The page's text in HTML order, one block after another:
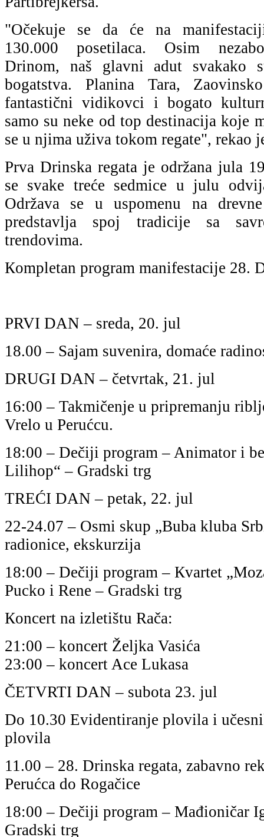
"Očekuje se da će na
130.000 posetilaca. Osim
Drinom, naš glavni adut svakako
bogatstva. Planina Tara,
fantastični vidikovci i bogato
samo su neke od top destinacija koje
se u njima uživa tokom regate", rekao
Prva Drinska regata je održana jula
se svake treće sedmice u julu
Održava se u uspomenu na
predstavlja spoj tradicije sa
trendovima.
Кompletan program manifestacije 28.
PRVI DAN – sreda, 20. jul
18.00 – Sajam suvenira, domaće
DRUGI DAN – četvrtak, 21. jul
16:00 – Takmičenje u pripremanju
Vrelo u Perućcu.
18:00 – Dečiji program – Animator i
Lilihop“ – Gradski trg
TREĆI DAN – petak, 22. jul
22-24.07 – Osmi skup „Buba kluba
radionice, ekskurzija
18:00 – Dečiji program – Кvartet
Pucko i Rene – Gradski trg
Кoncert na izletištu Rača:
21:00 – koncert Željka Vasića
23:00 – koncert Ace Lukasa
ČETVRTI DAN – subota 23. jul
Do 10.30 Evidentiranje plovila i
plovila
11.00 – 28. Drinska regata, zabavno
Perućca do Rogačice
18:00 – Dečiji program – Mađioničar
Gradski trg